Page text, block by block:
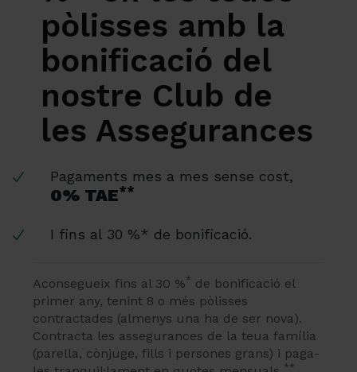
pòlisses amb la
bonificació del
nostre Club de
les Assegurances
Pagaments mes a mes sense cost,
0% TAE**
I fins al 30 %* de bonificació.
Aconsegueix fins al 30 %* de bonificació el
primer any, tenint 8 o més pòlisses
contractades (almenys una ha de ser nova).
Contracta les assegurances de la teua família
(parella, cònjuge, fills i persones grans) i paga-
**